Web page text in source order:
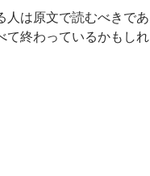
人は原文で読むべきであ
て終わっているかもしれ